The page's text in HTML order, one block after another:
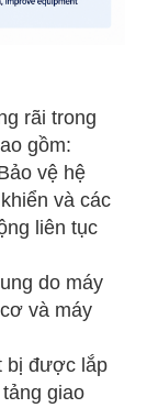
rãi trong
gồm:
vệ hệ
và các
liên tục
do máy
và máy
bị được lắp
giao